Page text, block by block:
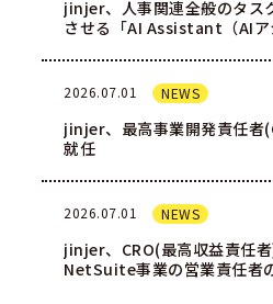
jinjer、人事関連全般のタス
させる「AI Assistant（AIア
2026.07.01 NEWS
jinjer、最高事業開発責任者
就任
2026.07.01 NEWS
jinjer、CRO(最高収益責任
NetSuite事業の営業責任者